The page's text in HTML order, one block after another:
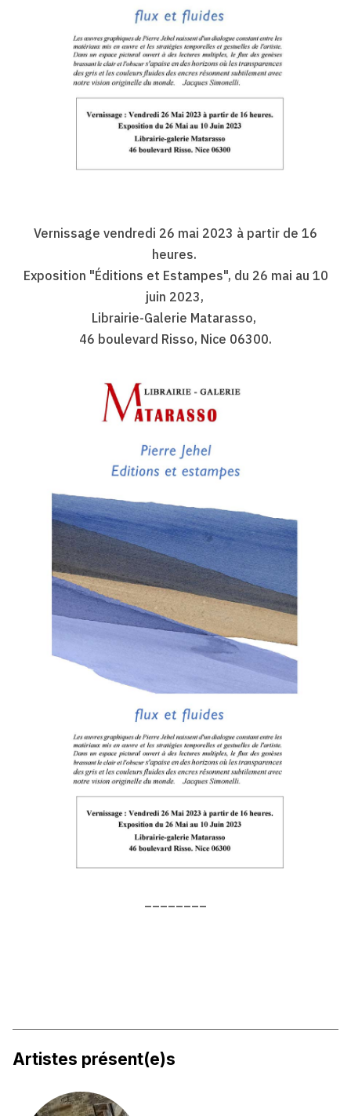
Vernissage vendredi 26 mai 2023 à partir de 16
heures.
Exposition "Éditions et Estampes", du 26 mai au 10
juin 2023,
Librairie-Galerie Matarasso,
46 boulevard Risso, Nice 06300.
Artistes présent(e)s